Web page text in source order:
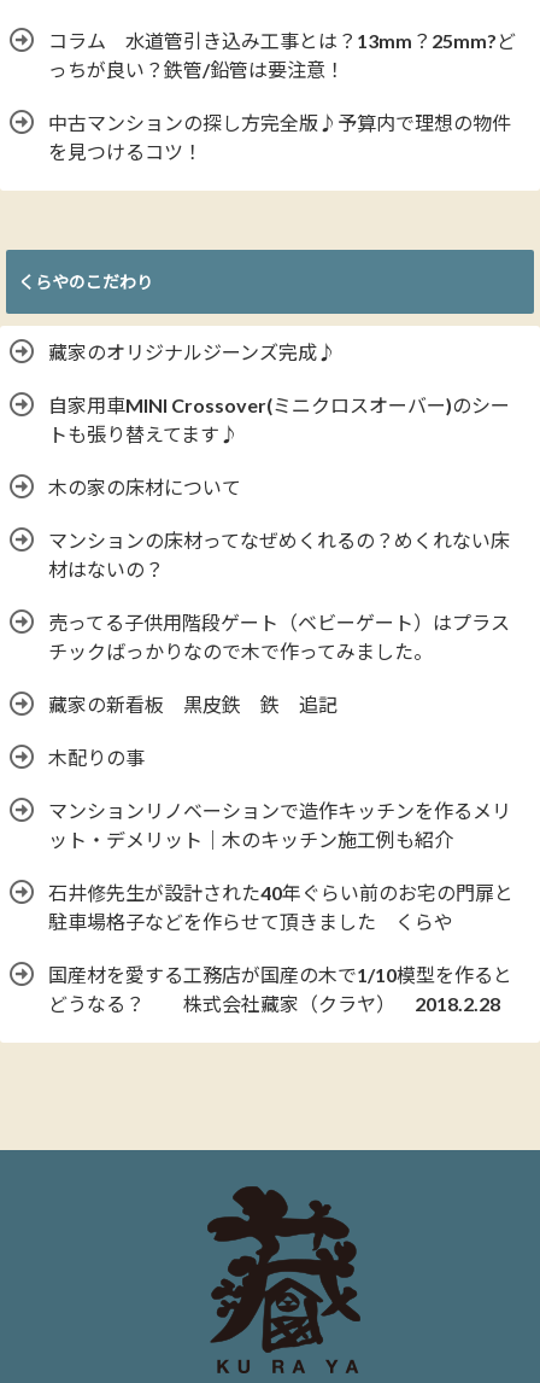
コラム 水道管引き込み工事とは？13mm？25mm?ど
っちが良い？鉄管/鉛管は要注意！
中古マンションの探し方完全版♪予算内で理想の物件
を見つけるコツ！
くらやのこだわり
藏家のオリジナルジーンズ完成♪
自家用車MINI Crossover(ミニクロスオーバー)のシー
トも張り替えてます♪
木の家の床材について
マンションの床材ってなぜめくれるの？めくれない床
材はないの？
売ってる子供用階段ゲート（ベビーゲート）はプラス
チックばっかりなので木で作ってみました。
藏家の新看板 黒皮鉄 鉄 追記
木配りの事
マンションリノベーションで造作キッチンを作るメリ
ット・デメリット｜木のキッチン施工例も紹介
石井修先生が設計された40年ぐらい前のお宅の門扉と
駐車場格子などを作らせて頂きました くらや
国産材を愛する工務店が国産の木で1/10模型を作ると
どうなる？ 株式会社藏家（クラヤ） 2018.2.28